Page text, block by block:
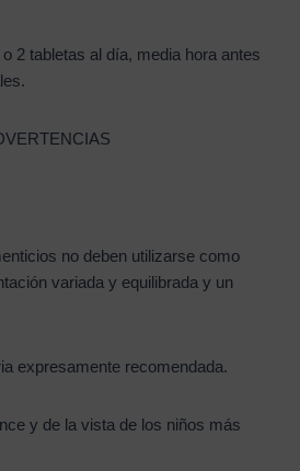
2 tabletas al día, media hora antes
no deben utilizarse como
variada y equilibrada y un
expresamente recomendada.
y de la vista de los niños más